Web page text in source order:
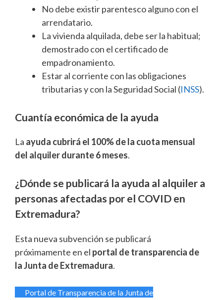
No debe existir parentesco alguno con el
arrendatario.
La vivienda alquilada, debe ser la habitual;
demostrado con el certificado de
empadronamiento.
Estar al corriente con las obligaciones
tributarias y con la Seguridad Social (INSS).
Cuantía económica de la ayuda
La ayuda cubrirá el 100% de la cuota mensual
del alquiler durante 6 meses.
¿Dónde se publicará la ayuda al alquiler a
personas afectadas por el COVID en
Extremadura?
Esta nueva subvención se publicará
próximamente en el portal de transparencia de
la Junta de Extremadura.
Portal de Transparencia de la Junta de